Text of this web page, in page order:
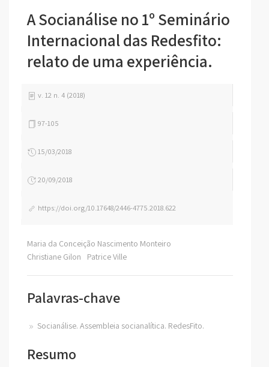
A Socianálise no 1º Seminário
Internacional das Redesfito:
relato de uma experiência.
v. 12 n. 4 (2018)
97-105
15/03/2018
20/09/2018
https://doi.org/10.17648/2446-4775.2018.622
Maria da Conceição Nascimento Monteiro
Christiane Gilon
Patrice Ville
Palavras-chave
Socianálise. Assembleia socianalítica. RedesFito.
Resumo